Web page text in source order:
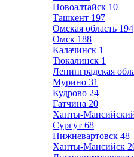
Новоалтайск 10
Ташкент 197
Омская область 194
Омск 188
Калачинск 1
Тюкалинск 1
Ленинградская
Мурино 31
Кудрово 24
Гатчина 20
Ханты-
Сургут 68
Нижневартовск 48
Ханты-Мансийск